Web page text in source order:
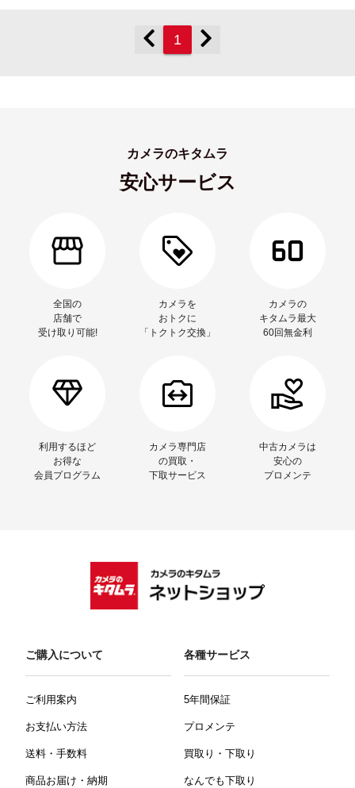
1
カメラのキタムラ
安心サービス
全国の
店舗で
受け取り可能!
カメラを
おトクに
「トクトク交換」
カメラの
キタムラ最大
60回無金利
利用するほど
お得な
会員プログラム
カメラ専門店
の買取・
下取サービス
中古カメラは
安心の
プロメンテ
ご購入について
ご利用案内
お支払い方法
送料・手数料
商品お届け・納期
各種サービス
5年間保証
プロメンテ
買取り・下取り
なんでも下取り